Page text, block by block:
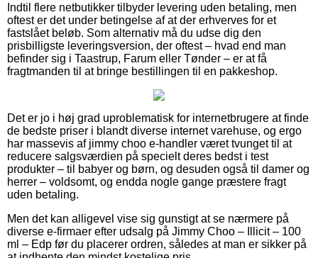
Indtil flere netbutikker tilbyder levering uden betaling, men
oftest er det under betingelse af at der erhverves for et
fastslået beløb. Som alternativ må du udse dig den
prisbilligste leveringsversion, der oftest – hvad end man
befinder sig i Taastrup, Farum eller Tønder – er at få
fragtmanden til at bringe bestillingen til en pakkeshop.
Det er jo i høj grad uproblematisk for internetbrugere at finde
de bedste priser i blandt diverse internet varehuse, og ergo
har massevis af jimmy choo e-handler været tvunget til at
reducere salgsværdien på specielt deres bedst i test
produkter – til babyer og børn, og desuden også til damer og
herrer – voldsomt, og endda nogle gange præstere fragt
uden betaling.
Men det kan alligevel vise sig gunstigt at se nærmere på
diverse e-firmaer efter udsalg på Jimmy Choo – Illicit – 100
ml – Edp før du placerer ordren, således at man er sikker på